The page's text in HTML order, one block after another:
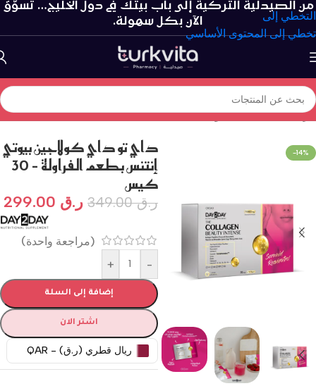
التخطي إلى
تخطي إلى المحتوى الأساسي
من الصيدلية التركية إلى باب بيتك في دول الخليج… تسوّق
الآن بكل سهولة.
الرئيسية/الفيتامينات و المكملات الغذائية
-14% داي تو داي كولاجين بيوتي
إنتنس بطعم الفراولة – 30
كيس
ر.ق349.00 ر.ق
(مراجعة واحدة)
-
+
إضافة إلى السلة
اشتر الان
ريال قطري (ر.ق) - QAR